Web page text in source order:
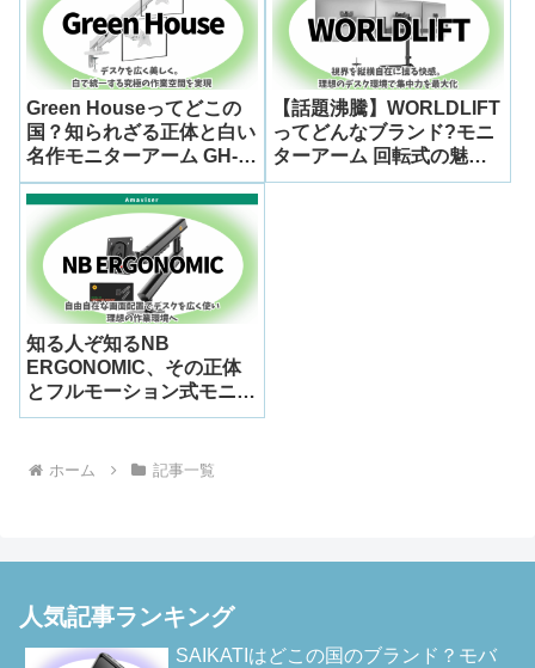
Green Houseってどこの
国？知られざる正体と白い
名作モニターアーム GH-
AMDX2H-WH を徹底解剖
【話題沸騰】WORLDLIFT
ってどんなブランド?モニ
ターアーム 回転式の魅力
と企業の全貌に迫る
知る人ぞ知るNB
ERGONOMIC、その正体
とフルモーション式モニタ
ーアームの実力を徹底検証
ホーム 記事一覧
人気記事ランキング
SAIKATIはどこの国のブランド？モバ